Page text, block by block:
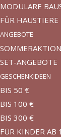
MODULARE
FÜR HAUSTIERE
ANGEBOTE
SET-ANGEBOTE
GESCHENKIDEEN
BIS 50 €
BIS 100 €
BIS 300 €
FÜR KINDER AB